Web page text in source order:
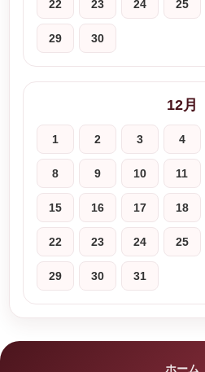
22 23 24 25
29 30
12月
1 2 3 4
8 9 10 11
15 16 17 18
22 23 24 25
29 30 31
ホーム